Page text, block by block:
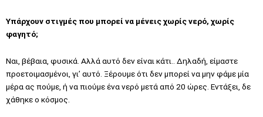
Υπάρχουν στιγμές που μπορεί να μένεις χωρίς νερό, χωρίς
φαγητό;
Ναι, βέβαια, φυσικά. Αλλά αυτό δεν είναι κάτι.. Δηλαδή, είμαστε
προετοιμασμένοι, γι’ αυτό. Ξέρουμε ότι δεν μπορεί να μην φάμε μία
μέρα ας πούμε, ή να πιούμε ένα νερό μετά από 20 ώρες. Εντάξει, δε
χάθηκε ο κόσμος.